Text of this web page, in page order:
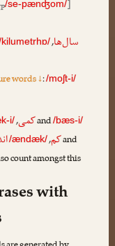
/se-pænʤom/]
سال‌ها,
words ↓:/moʃt-i/
کمی,
i/ and/bæs-i/
کم,
/ændæk/ and
count amongst this
with